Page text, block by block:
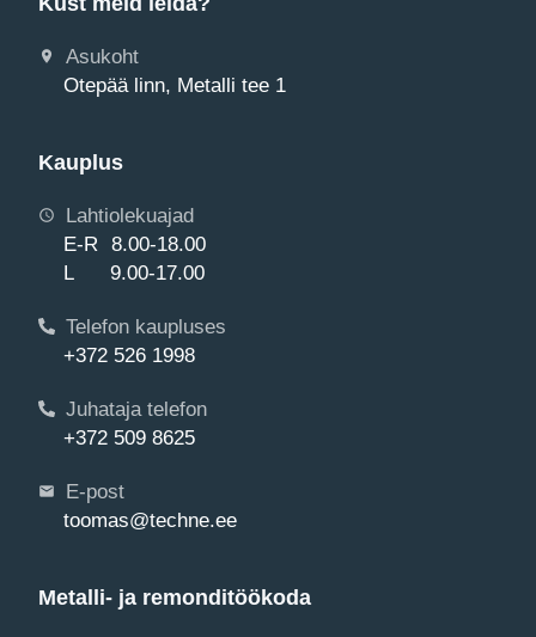
Asukoht
Otepää linn, Metalli tee 1
Kauplus
Lahtiolekuajad
E-R 8.00-18.00
L 9.00-17.00
Telefon kaupluses
+372 526 1998
Juhataja telefon
+372 509 8625
E-post
toomas@techne.ee
Metalli- ja remonditöökoda